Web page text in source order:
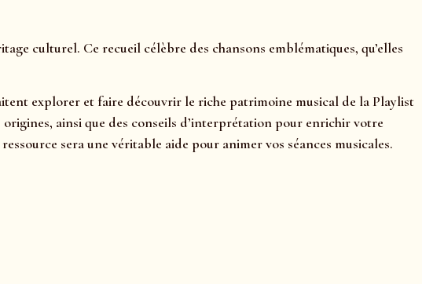
culturel. Ce recueil célèbre des chansons emblématiques, qu’elles
explorer et faire découvrir le riche patrimoine musical de la Playlist
ainsi que des conseils d’interprétation pour enrichir votre
sera une véritable aide pour animer vos séances musicales.